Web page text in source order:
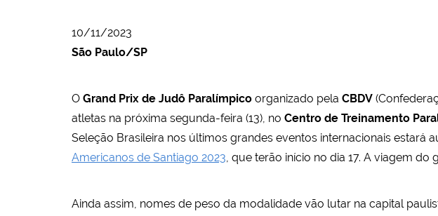
10/11/2023
São Paulo/SP
O Grand Prix de Judô Paralímpico organizado pela CBDV
atletas na próxima segunda-feira (13), no Centro de Treinamento
Seleção Brasileira nos últimos grandes eventos internacionais estará
Americanos de Santiago 2023, que terão início no dia 17. A viagem
Ainda assim, nomes de peso da modalidade vão lutar na capital